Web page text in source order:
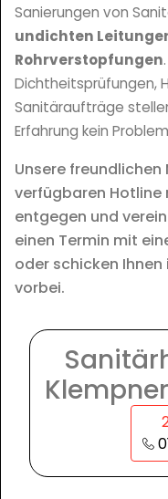
Sanierungen von
undichten
Rohrverstopfungen
Dichtheitsprüfungen,
Sanitäraufträge
Erfahrung kein
Unsere
verfügbaren Hotline
entgegen und
einen Termin mit
oder schicken
vorbei.